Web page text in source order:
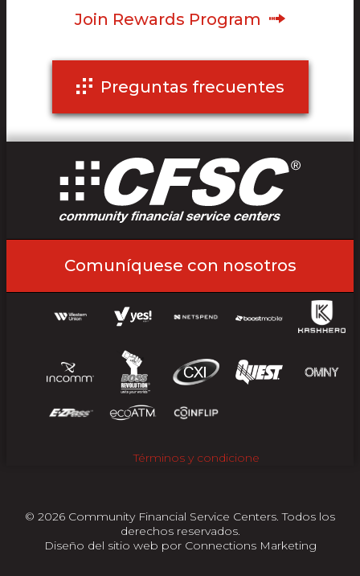
Join Rewards Program
Preguntas frecuentes
Comuníquese con nosotros
Términos y condicione
© 2026 Community Financial Service Centers. Todos los
derechos reservados.
Diseño del sitio web por Connections Marketing